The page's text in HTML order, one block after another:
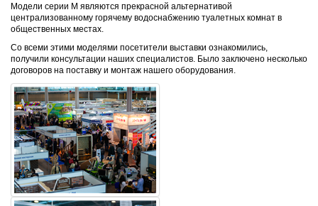
Модели серии М являются прекрасной альтернативой
централизованному горячему водоснабжению туалетных комнат в
общественных местах.
Со всеми этими моделями посетители выставки ознакомились,
получили консультации наших специалистов. Было заключено несколько
договоров на поставку и монтаж нашего оборудования.